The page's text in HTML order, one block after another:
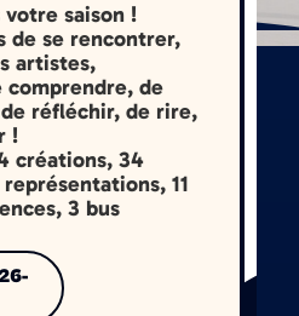
votre saison !
de se rencontrer,
artistes,
comprendre, de
réfléchir, de rire,
!
créations, 34
11
3 bus